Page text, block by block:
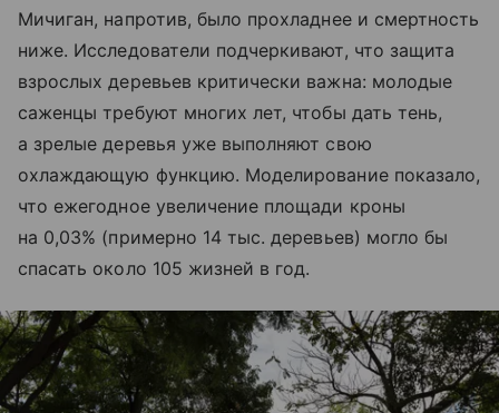
Мичиган, напротив, было прохладнее и смертность
ниже. Исследователи подчеркивают, что защита
взрослых деревьев критически важна: молодые
саженцы требуют многих лет, чтобы дать тень,
а зрелые деревья уже выполняют свою
охлаждающую функцию. Моделирование показало,
что ежегодное увеличение площади кроны
на 0,03% (примерно 14 тыс. деревьев) могло бы
спасать около 105 жизней в год.